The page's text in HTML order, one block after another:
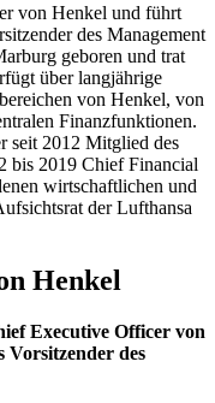
von Henkel und führt
des Management
geboren und trat
über langjährige
von Henkel, von
Finanzfunktionen.
seit 2012 Mitglied des
bis 2019 Chief Financial
wirtschaftlichen und
der Lufthansa
Henkel
Executive Officer von
Vorsitzender des